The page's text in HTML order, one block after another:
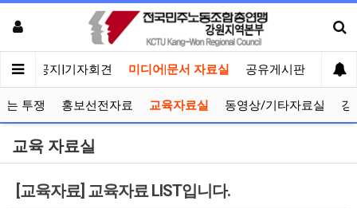
인 공지|기자회견 미디어|문서 자료실 공유게시판 선거
는 투쟁 홍보선전자료 교육자료실 동영상/기타자료실 강
교육 자료실
[교육자료] 교육자료 LIST입니다.